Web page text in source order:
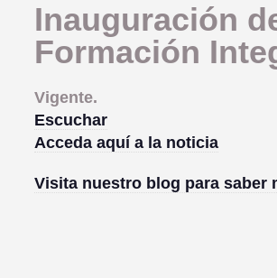
Inauguración
Formación
Vigente.
Escuchar
Acceda aquí a la noticia
Visita nuestro blog para saber